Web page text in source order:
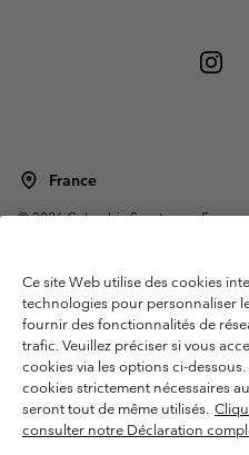
France
©2026Columbia Sportswear Europe
Garanties Légales
Politique de
Conditions d'utilisation - Membres
Conditions D'utilisation - Contenu
Cookies
Public CBCR
Ce site Web utilise des cookies
technologies pour personnaliser
fournir des fonctionnalités de
trafic. Veuillez préciser si vous
cookies via les options ci-
cookies strictement nécessaires
seront tout de même utilisés.
consulter notre Déclaration
Veuillez sélectionner
Achats en
United States